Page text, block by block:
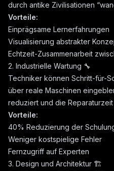
durch antike Zivilisationen
Vorteile:
Einprägsame Lernerfahrungen
Visualisierung abstrakter
Echtzeit-Zusammenarbeit
2. Industrielle Wartung 🔧
Techniker können Schritt-für-
über reale Maschinen
reduziert und die
Vorteile:
40% Reduzierung der
Weniger kostspielige Fehler
Fernzugriff auf Experten
3. Design und Architektur 🏗️